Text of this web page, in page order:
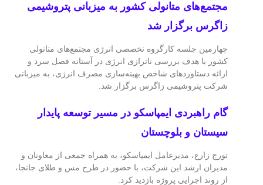
مجتمع‌های متانولی کشور به میزبانی پتروشیمی
زاگرس برگزار شد
چهارمین جلسه کارگروه تخصصی انرژی مجتمع‌های متانولی
کشور با هدف بررسی ناترازی انرژی در آستانه فصل سرد و
ارائه دستاوردهای شاخص بهینه‌سازی مصرف انرژی، به میزبانی
شرکت پتروشیمی زاگرس برگزار شد.
گام راهبردی ایمپاسکو در مسیر توسعه پایدار
سیستان و بلوچستان
تورج زارع، مدیرعامل ایمپاسکو، به همراه جمعی از معاونان و
مدیران ارشد این شرکت، با حضور در طرح مس و طلای جانجا،
از روند اجرایی پروژه بازدید کرد.